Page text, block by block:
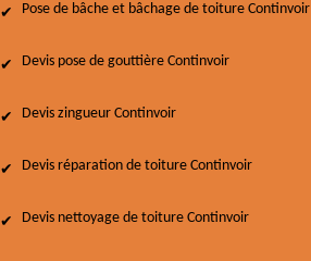
Pose de bâche et bâchage de toiture Continvoir
Devis pose de gouttière Continvoir
Devis zingueur Continvoir
Devis réparation de toiture Continvoir
Devis nettoyage de toiture Continvoir